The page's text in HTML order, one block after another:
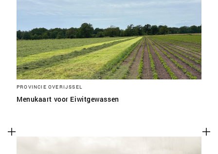
PROVINCIE OVERIJSSEL
Menukaart voor Eiwitgewassen